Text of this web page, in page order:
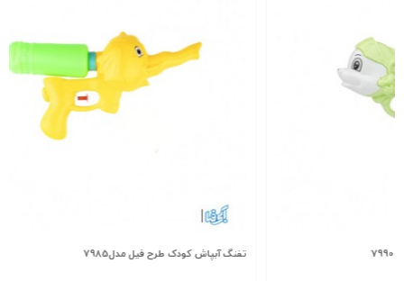
تفنگ آبپاش کودک طرح فیل مدل7985